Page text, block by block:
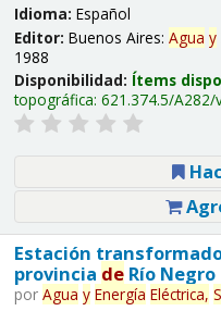
Idioma: Español
Editor: Buenos Aires: Agua y
1988
Disponibilidad: Ítems
topográfica: 621.374.5/A282/
Estación
provincia deRío Negro
por Agua y Energía Eléctrica,